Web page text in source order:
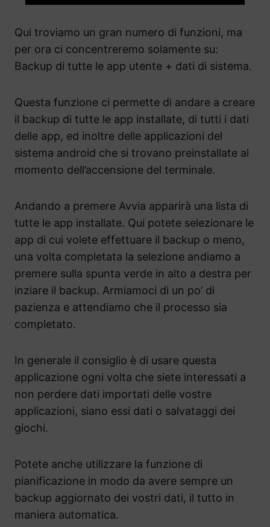
Qui troviamo un gran numero di funzioni, ma
per ora ci concentreremo solamente su:
Backup di tutte le app utente + dati di sistema.
Questa funzione ci permette di andare a creare
il backup di tutte le app installate, di tutti i dati
delle app, ed inoltre delle applicazioni del
sistema android che si trovano preinstallate al
momento dell’accensione del terminale.
Andando a premere Avvia apparirà una lista di
tutte le app installate. Qui potete selezionare le
app di cui volete effettuare il backup o meno,
una volta completata la selezione andiamo a
premere sulla spunta verde in alto a destra per
inziare il backup. Armiamoci di un po’ di
pazienza e attendiamo che il processo sia
completato.
In generale il consiglio è di usare questa
applicazione ogni volta che siete interessati a
non perdere dati importati delle vostre
applicazioni, siano essi dati o salvataggi dei
giochi.
Potete anche utilizzare la funzione di
pianificazione in modo da avere sempre un
backup aggiornato dei vostri dati, il tutto in
maniera automatica.